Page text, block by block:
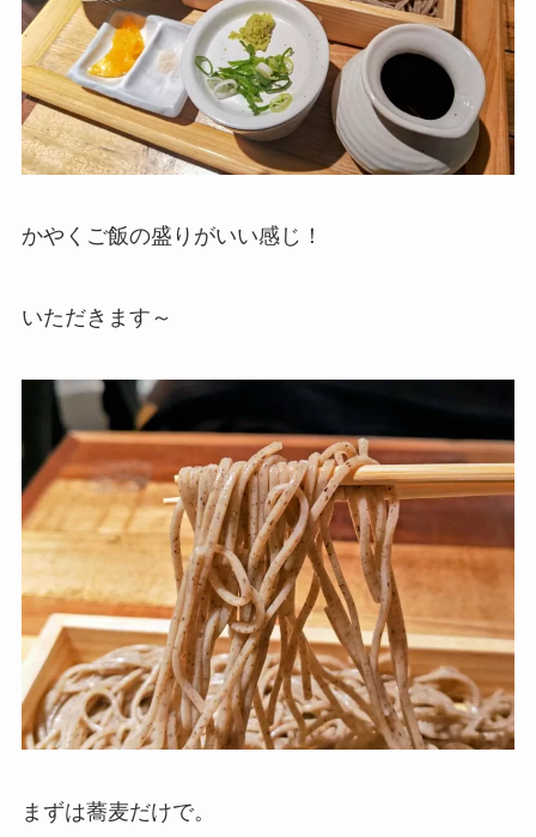
かやくご飯の盛りがいい感じ！
いただきます～
まずは蕎麦だけで。